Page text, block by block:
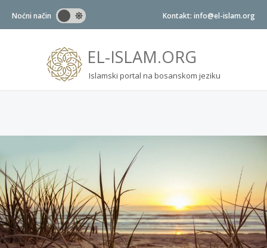
Noćni način Kontakt: info@el-islam.org
EL-ISLAM.ORG
Islamski portal na bosanskom jeziku